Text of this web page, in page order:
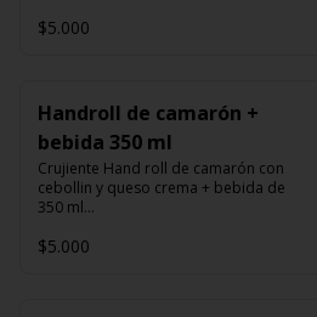
Promoción valida de Lunes a viernes
$5.000
Handroll de camarón +
bebida 350 ml
Crujiente Hand roll de camarón con
cebollin y queso crema + bebida de
350 ml
Promoción valida de Lunes a viernes
$5.000